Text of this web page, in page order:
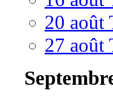
20 août
27 août